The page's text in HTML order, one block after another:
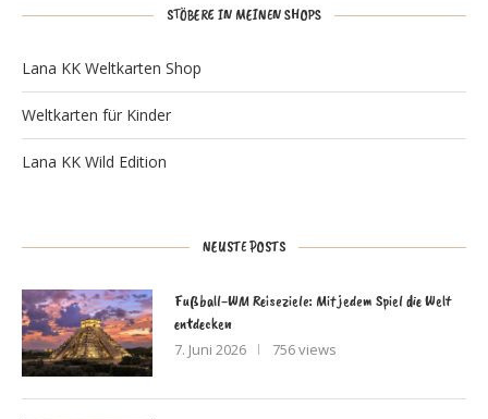
STÖBERE IN MEINEN SHOPS
Lana KK Weltkarten Shop
Weltkarten für Kinder
Lana KK Wild Edition
NEUSTE POSTS
Fußball-WM Reiseziele: Mit jedem Spiel die Welt
entdecken
7. Juni 2026 756 views